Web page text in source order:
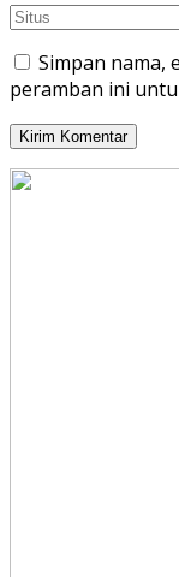
Simpan nama,
peramban ini